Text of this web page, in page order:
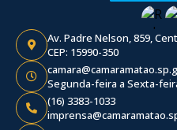
Av. Padre Nelson, 859,
CEP: 15990-350
(16) 3383-1033
Segunda-feira a Sexta-